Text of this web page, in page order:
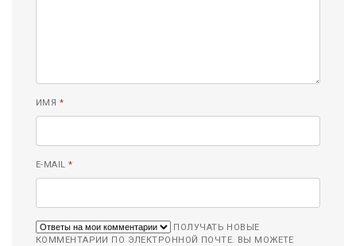
ИМЯ *
E-MAIL*
ПОЛУЧАТЬ НОВЫЕ
КОММЕНТАРИИ ПО ЭЛЕКТРОННОЙ ПОЧТЕ. ВЫ МОЖЕТЕ